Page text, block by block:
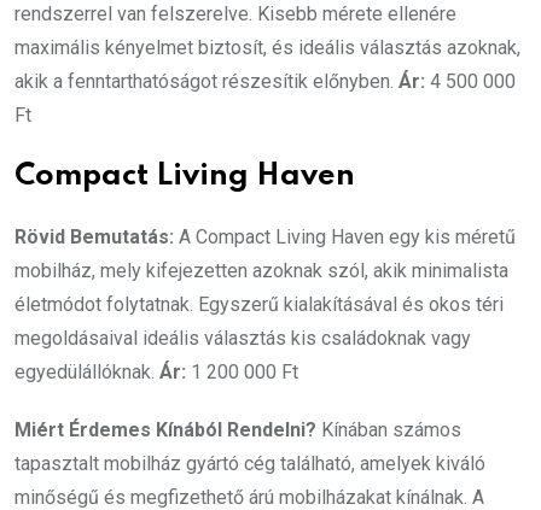
rendszerrel van felszerelve. Kisebb mérete ellenére
maximális kényelmet biztosít, és ideális választás azoknak,
akik a fenntarthatóságot részesítik előnyben. Ár: 4 500 000
Ft
Compact Living Haven
Rövid Bemutatás: A Compact Living Haven egy kis méretű
mobilház, mely kifejezetten azoknak szól, akik minimalista
életmódot folytatnak. Egyszerű kialakításával és okos téri
megoldásaival ideális választás kis családoknak vagy
egyedülállóknak. Ár: 1 200 000 Ft
Miért Érdemes Kínából Rendelni? Kínában számos
tapasztalt mobilház gyártó cég található, amelyek kiváló
minőségű és megfizethető árú mobilházakat kínálnak. A